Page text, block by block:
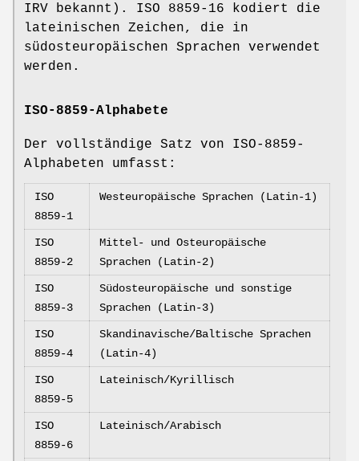
IRV bekannt). ISO 8859-16 kodiert die
lateinischen Zeichen, die in
südosteuropäischen Sprachen verwendet
werden.
ISO-8859-Alphabete
Der vollständige Satz von ISO-8859-
Alphabeten umfasst:
ISO
8859-1
Westeuropäische Sprachen (Latin-1)
ISO
8859-2
Mittel- und Osteuropäische
Sprachen (Latin-2)
ISO
8859-3
Südosteuropäische und sonstige
Sprachen (Latin-3)
ISO
8859-4
Skandinavische/Baltische Sprachen
(Latin-4)
ISO
8859-5
Lateinisch/Kyrillisch
ISO
8859-6
Lateinisch/Arabisch